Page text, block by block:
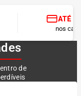
ATÉ
nos
de